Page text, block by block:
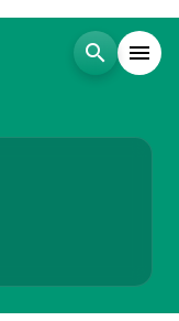
search menu
arrow_right
arrow_right